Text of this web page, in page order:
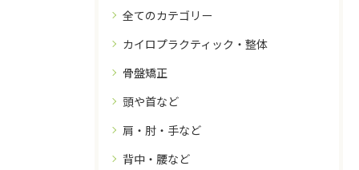
全てのカテゴリー
カイロプラクティック・整体
骨盤矯正
頭や首など
肩・肘・手など
背中・腰など